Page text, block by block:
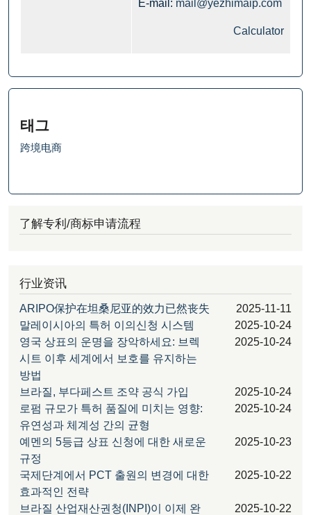
E-mail: mail@yezhimaip.com
Calculator
태그
跨境电商
了解专利/商标申请流程
行业资讯
ARIPO保护在坦桑尼亚的效力已然丧失
2025-11-11
말레이시아의 특허 이의신청 시스템
2025-10-24
영국 상표의 운명을 장악하세요: 브렉
시트 이후 세계에서 보호를 유지하는
방법
2025-10-24
브라질, 부다페스트 조약 공식 가입
2025-10-24
로펌 규모가 특허 품질에 미치는 영향:
유연성과 체계성 간의 균형
2025-10-24
예멘의 5등급 상표 신청에 대한 새로운
규정
2025-10-23
국제단계에서 PCT 출원의 변경에 대한
효과적인 전략
2025-10-22
브라질 산업재산권청(INPI)이 이제 완
2025-10-22